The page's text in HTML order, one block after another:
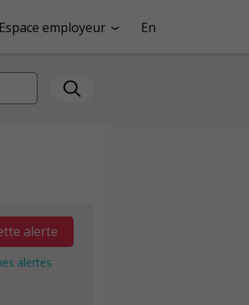
Espace employeur En
alerte
alertes